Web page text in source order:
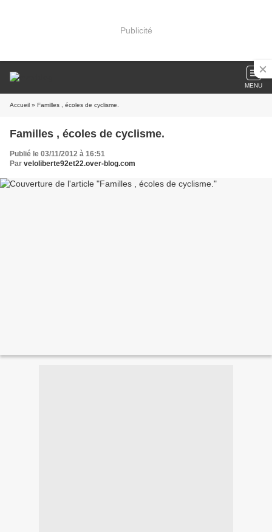
Publicité
MENU
Accueil » Familles , écoles de cyclisme.
Familles , écoles de cyclisme.
Publié le 03/11/2012 à 16:51
Par veloliberte92et22.over-blog.com